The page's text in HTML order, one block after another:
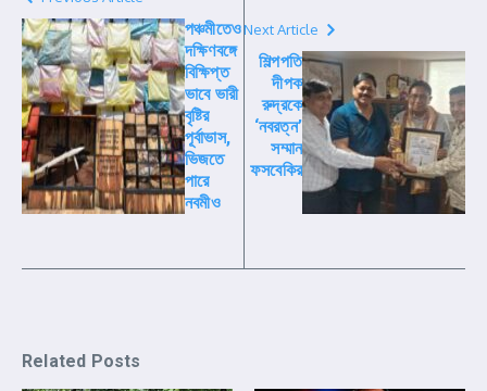
পঞ্চমীতেও
দক্ষিণবঙ্গে
বিক্ষিপ্ত
ভাবে ভারী
বৃষ্টির
পূর্বাভাস,
ভিজতে
পারে
নবমীও
Next Article
শিল্পপতি
দীপক
রুদ্রকে
‘নবরত্ন’
সম্মান
ফসবেকির
Related Posts